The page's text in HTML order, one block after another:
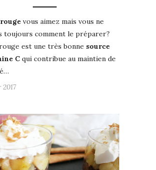
vous aimez mais vous ne
toujours comment le préparer?
est une très bonne source
C qui contribue au maintien de